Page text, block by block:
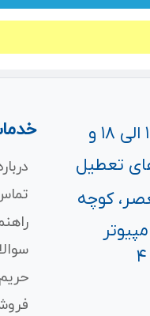
(ساعات کاری از ۱۰ الی ۱۸ و
کوچه
کامپیوتر